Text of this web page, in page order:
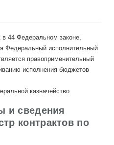
в 44 Федеральном законе,
Федеральный исполнительный
правоприменительный
исполнения бюджетов
казначейство.
и сведения
контрактов по